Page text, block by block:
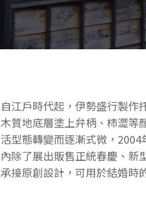
自江戶時代起，伊勢盛行製
木質地底層塗上弁柄、柿澀等
活型態轉變而逐漸式微，
內除了展出販售正統春慶、新
承接原創設計，可用於結婚時